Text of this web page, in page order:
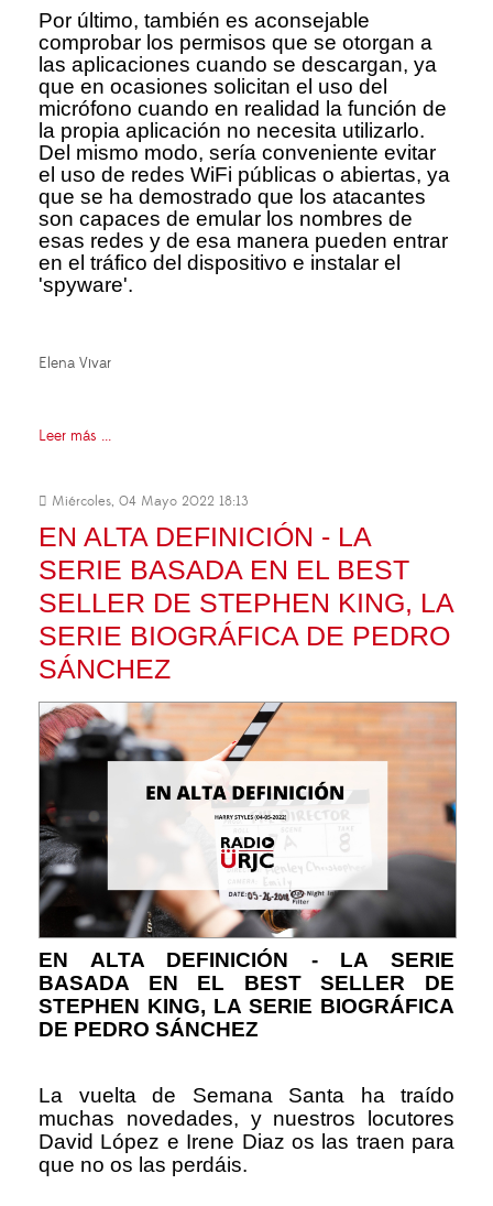
Por último, también es aconsejable
comprobar los permisos que se otorgan a
las aplicaciones cuando se descargan, ya
que en ocasiones solicitan el uso del
micrófono cuando en realidad la función de
la propia aplicación no necesita utilizarlo.
Del mismo modo, sería conveniente evitar
el uso de redes WiFi públicas o abiertas, ya
que se ha demostrado que los atacantes
son capaces de emular los nombres de
esas redes y de esa manera pueden entrar
en el tráfico del dispositivo e instalar el
'spyware'.
Elena Vivar
Leer más ...
Miércoles, 04 Mayo 2022 18:13
EN ALTA DEFINICIÓN - LA
SERIE BASADA EN EL BEST
SELLER DE STEPHEN KING, LA
SERIE BIOGRÁFICA DE PEDRO
SÁNCHEZ
EN ALTA DEFINICIÓN - LA SERIE
BASADA EN EL BEST SELLER DE
STEPHEN KING, LA SERIE BIOGRÁFICA
DE PEDRO SÁNCHEZ
La vuelta de Semana Santa ha traído
muchas novedades, y nuestros locutores
David López e Irene Diaz os las traen para
que no os las perdáis.